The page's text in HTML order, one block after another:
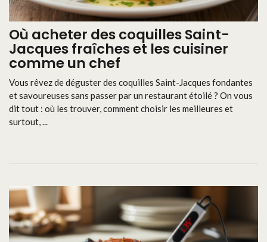
Où acheter des coquilles Saint-
Jacques fraîches et les cuisiner
comme un chef
Vous rêvez de déguster des coquilles Saint-Jacques fondantes
et savoureuses sans passer par un restaurant étoilé ? On vous
dit tout : où les trouver, comment choisir les meilleures et
surtout, ...